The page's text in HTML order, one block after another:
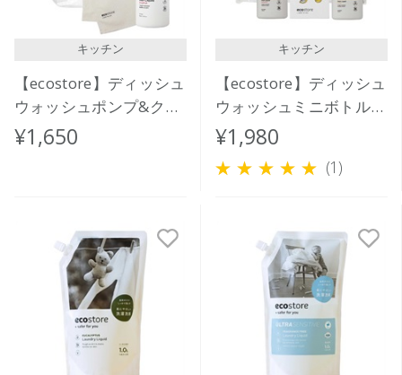
キッチン
【ecostore】ディッシュ
ウォッシュポンプ&クロ
スセット(グレープフル
ーツ)
¥1,650
キッチン
【ecostore】ディッシュ
ウォッシュミニボトルセ
ット(スポンジ付き)
¥1,980
(1)